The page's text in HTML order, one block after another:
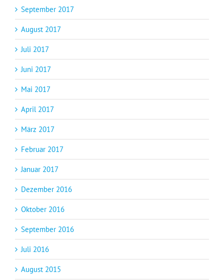
September 2017
August 2017
Juli 2017
Juni 2017
Mai 2017
April 2017
März 2017
Februar 2017
Januar 2017
Dezember 2016
Oktober 2016
September 2016
Juli 2016
August 2015